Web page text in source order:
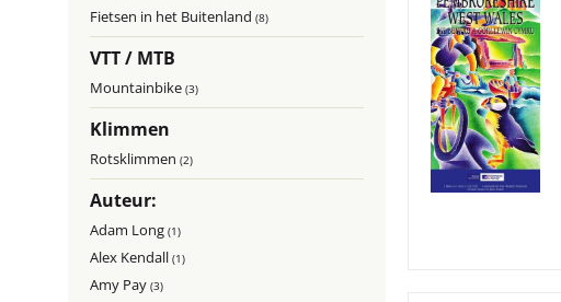
Fietsen in het Buitenland (8)
VTT / MTB
Mountainbike (3)
Klimmen
Rotsklimmen (2)
Auteur:
Adam Long (1)
Alex Kendall (1)
Amy Pay (3)